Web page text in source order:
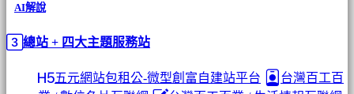
AI解說
總站 + 四大主題服務站
五元網站包租公-微型創富自建站平台
台灣百工百